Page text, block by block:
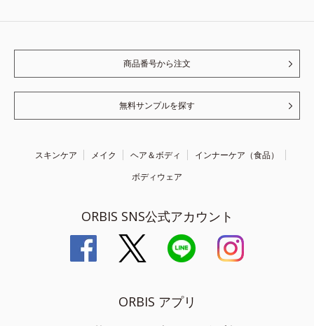
商品番号から注文
無料サンプルを探す
スキンケア メイク ヘア＆ボディ
インナーケア（食品）
ボディウェア
ORBIS SNS公式アカウント
ORBIS アプリ